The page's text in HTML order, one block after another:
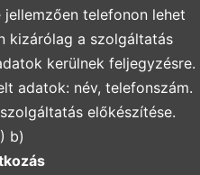
telefonon lehet
kizárólag a szolgáltatás
kerülnek feljegyzésre.
adatok: név, telefonszám.
előkészítése.
b)